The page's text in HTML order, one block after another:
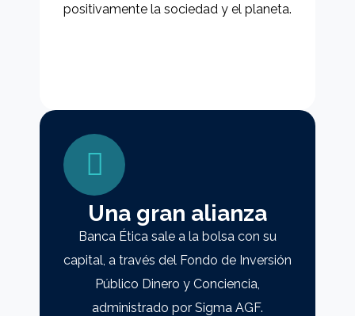
positivamente la sociedad y el planeta.
Una gran alianza
Banca Ética sale a la bolsa con su
capital, a través del Fondo de Inversión
Público Dinero y Conciencia,
administrado por Sigma AGF.